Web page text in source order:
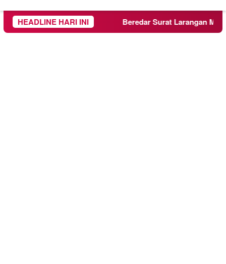
HEADLINE HARI INI
Hijau Beredar Surat Larangan Mahasiswa KKN